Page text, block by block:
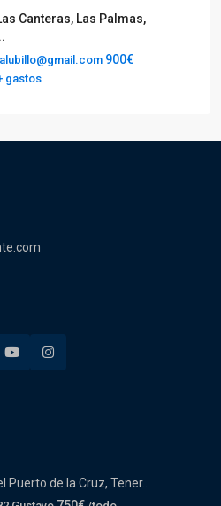
Canteras, Las Palmas,
900€
gastos
Puerto de la Cruz, Tener...